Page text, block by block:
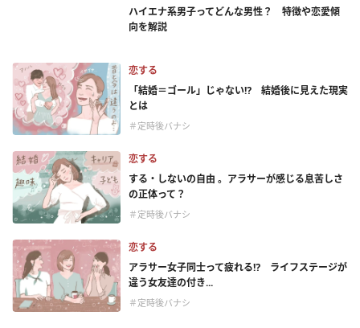
ハイエナ系男子ってどんな男性？ 特徴や恋愛傾
向を解説
恋する
「結婚＝ゴール」じゃない⁉ 結婚後に見えた現実
とは
＃定時後バナシ
恋する
する・しないの自由 。アラサーが感じる息苦しさ
の正体って？
＃定時後バナシ
恋する
アラサー女子同士って疲れる⁉ ライフステージが
違う女友達の付き...
＃定時後バナシ